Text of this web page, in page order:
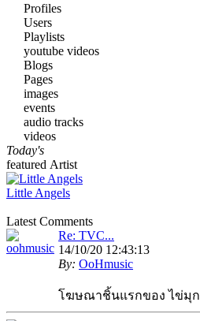
Profiles
Users
Playlists
youtube videos
Blogs
Pages
images
events
audio tracks
videos
Today's
featured Artist
Little Angels
Latest Comments
Re: TVC...
14/10/20 12:43:13
By: OoHmusic
โฆษณาชิ้นแรกของ ไข่มุก